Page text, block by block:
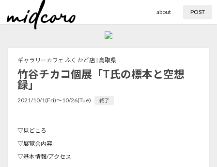
about POST
ギャラリーカフェ ふく かど店 | 鳥取県
竹谷チカコ個展「T氏の標本と空想
録」
2021/10/1(Fri)〜10/26(Tue) 終了
▽見どころ
▽展覧会内容
▽基本情報/アクセス